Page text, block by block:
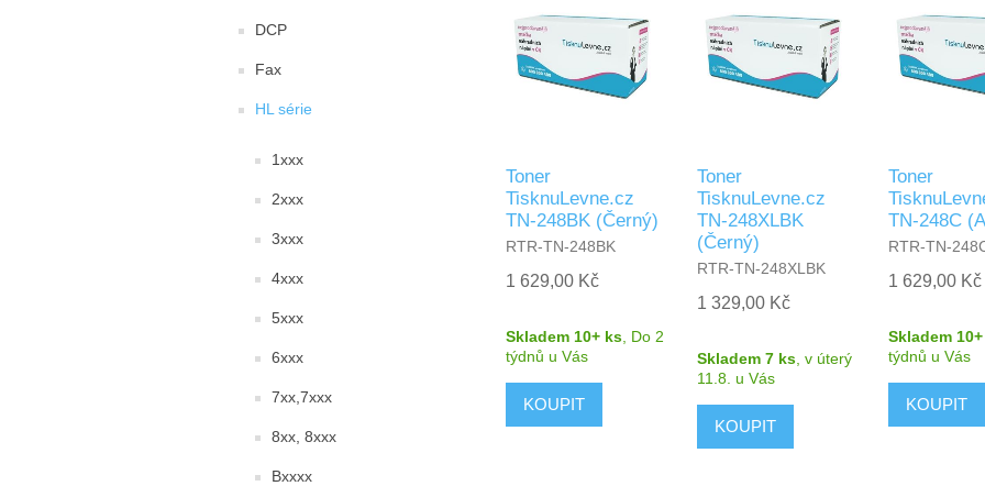
DCP
Fax
HL série
1xxx
2xxx
3xxx
4xxx
5xxx
6xxx
7xx,7xxx
8xx, 8xxx
Bxxxx
Toner
TisknuLevne.cz
TN-248BK (Černý)
RTR-TN-248BK
1 629,00 Kč
Skladem 10+ ks Do 2
týdnů u Vás
Toner
TisknuLevne.cz
TN-248XLBK
(Černý)
RTR-TN-248XLBK
1 329,00 Kč
Skladem 7 ks ,v úterý
11.8. u Vás
Toner
TN-248C
RTR-TN-
1 629,00 Kč
Skladem
týdnů u Vás